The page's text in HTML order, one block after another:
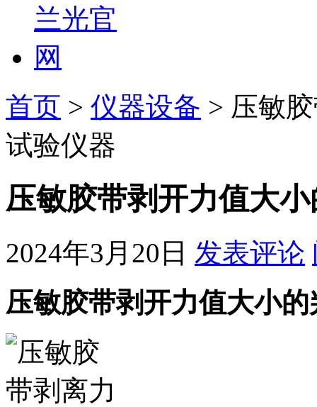
首页 > 仪器设备 > 压敏
试验仪器
压敏胶带剥开力值大
2024年3月20日 发表评论
压敏胶带剥开力值大小